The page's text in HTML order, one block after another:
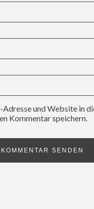
und Website in
Kommentar speichern.